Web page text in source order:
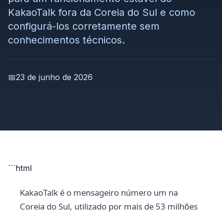
KakaoTalk fora da Coreia do Sul e como
configurá-los corretamente sem
conhecimentos técnicos.
📅23 de junho de 2026
```html
KakaoTalk é o mensageiro número um na
Coreia do Sul, utilizado por mais de 53 milhões